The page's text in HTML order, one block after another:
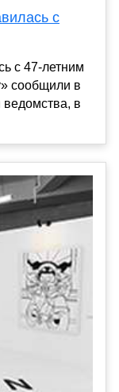
с
с 47-летним
сообщили в
в